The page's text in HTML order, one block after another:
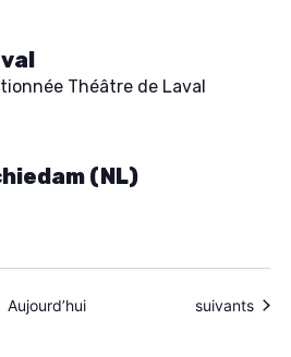
Théâtre de Laval
(NL)
Aujourd’hui Évènements
suivants